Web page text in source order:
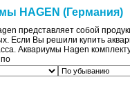
HAGEN (Германия)
представляет собой
Если Вы решили купить
Аквариумы Hagen